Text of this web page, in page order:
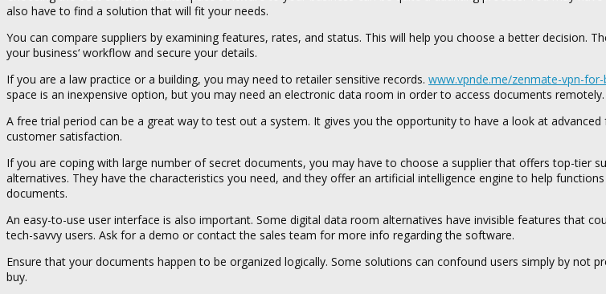
also have to find a solution that will fit your needs.
You can compare suppliers by examining features, rates, and status. This will help you choose a better decision.
your business‘ workflow and secure your details.
If you are a law practice or a building, you may need to retailer sensitive records. www.vpnde.me/zenmate-vpn-
space is an inexpensive option, but you may need an electronic data room in order to access documents remotely.
A free trial period can be a great way to test out a system. It gives you the opportunity to have a look at advanced
customer satisfaction.
If you are coping with large number of secret documents, you may have to choose a supplier that offers top-tier
alternatives. They have the characteristics you need, and they offer an artificial intelligence engine to help
documents.
An easy-to-use user interface is also important. Some digital data room alternatives have invisible features that
tech-savvy users. Ask for a demo or contact the sales team for more info regarding the software.
Ensure that your documents happen to be organized logically. Some solutions can confound users simply by not
buy.